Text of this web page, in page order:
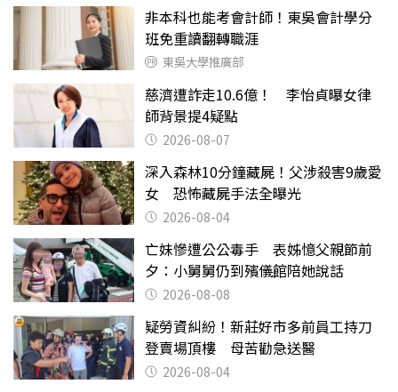
非本科也能考會計師！東吳會計學分
班免重讀翻轉職涯
東吳大學推廣部
慈濟遭詐走10.6億！ 李怡貞曝女律
師背景提4疑點
2026-08-07
深入森林10分鐘藏屍！父涉殺害9歲愛
女 恐怖藏屍手法全曝光
2026-08-04
亡妹慘遭公公毒手 表姊憶父親節前
夕：小舅舅仍到殯儀館陪她說話
2026-08-08
疑勞資糾紛！新莊好市多前員工持刀
登賣場頂樓 母苦勸急送醫
2026-08-04